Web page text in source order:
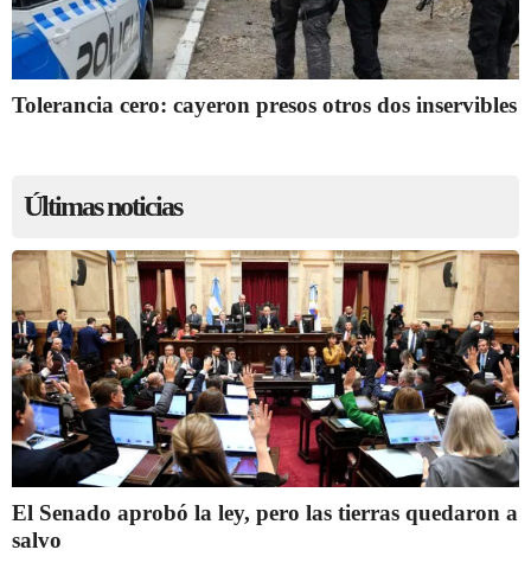
Tolerancia cero: cayeron presos otros dos inservibles
Últimas noticias
El Senado aprobó la ley, pero las tierras quedaron a
salvo